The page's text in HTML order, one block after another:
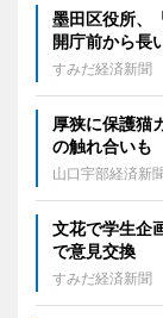
墨田区役所、
開庁前から長
すみだ経済新聞
厚狭に保護猫
の触れ合いも
山口宇部経済新
文花で学生企
で意見交換
すみだ経済新聞